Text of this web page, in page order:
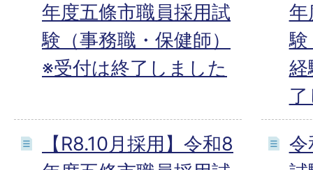
年度五條市職員採用試
験（事務職・保健師）
※受付は終了しました
年
験
経
【R8.10月採用】令和8
令